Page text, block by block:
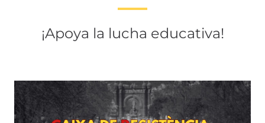
¡Apoya la lucha educativa!